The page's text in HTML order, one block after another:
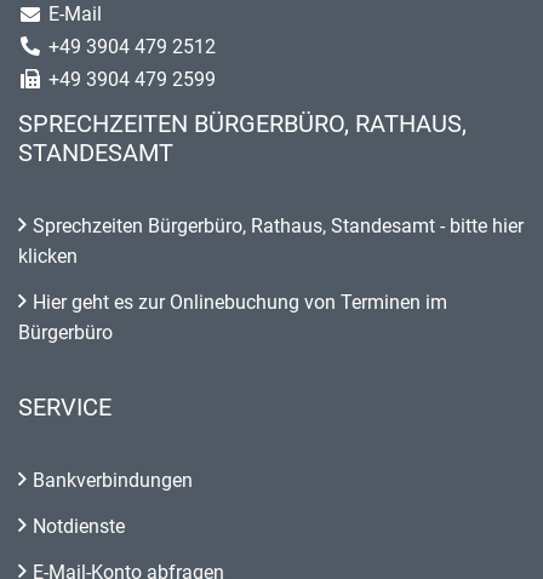
E-Mail
+49 3904 479 2512
+49 3904 479 2599
SPRECHZEITEN BÜRGERBÜRO, RATHAUS,
STANDESAMT
Sprechzeiten Bürgerbüro, Rathaus, Standesamt - bitte hier
klicken
Hier geht es zur Onlinebuchung von Terminen im
Bürgerbüro
SERVICE
Bankverbindungen
Notdienste
E-Mail-Konto abfragen